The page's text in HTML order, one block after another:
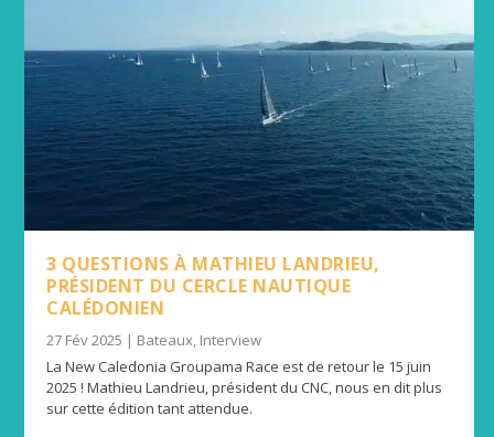
3 QUESTIONS À MATHIEU LANDRIEU,
PRÉSIDENT DU CERCLE NAUTIQUE
CALÉDONIEN
27 Fév 2025 | Bateaux, Interview
La New Caledonia Groupama Race est de retour le 15 juin
2025 ! Mathieu Landrieu, président du CNC, nous en dit plus
sur cette édition tant attendue.